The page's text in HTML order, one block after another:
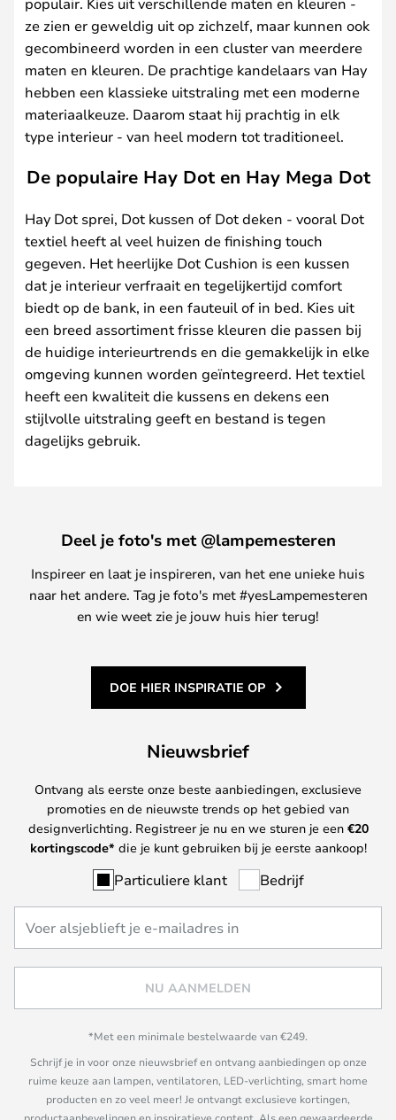
ze zien er geweldig uit op zichzelf, maar kunnen ook
gecombineerd worden in een cluster van meerdere
maten en kleuren. De prachtige kandelaars van Hay
hebben een klassieke uitstraling met een moderne
materiaalkeuze. Daarom staat hij prachtig in elk
type interieur - van heel modern tot traditioneel.
De populaire Hay Dot en Hay Mega Dot
Hay Dot sprei, Dot kussen of Dot deken - vooral Dot
textiel heeft al veel huizen de finishing touch
gegeven. Het heerlijke Dot Cushion is een kussen
dat je interieur verfraait en tegelijkertijd comfort
biedt op de bank, in een fauteuil of in bed. Kies uit
een breed assortiment frisse kleuren die passen bij
de huidige interieurtrends en die gemakkelijk in elke
omgeving kunnen worden geïntegreerd. Het textiel
heeft een kwaliteit die kussens en dekens een
stijlvolle uitstraling geeft en bestand is tegen
dagelijks gebruik.
Deel je foto's met @lampemesteren
Inspireer en laat je inspireren, van het ene unieke huis
naar het andere. Tag je foto's met #yesLampemesteren
en wie weet zie je jouw huis hier terug!
DOE HIER INSPIRATIE OP
Nieuwsbrief
Ontvang als eerste onze beste aanbiedingen, exclusieve
promoties en de nieuwste trends op het gebied van
designverlichting. Registreer je nu en we sturen je een €20
kortingscode* die je kunt gebruiken bij je eerste aankoop!
Particuliere klant Bedrijf
NU AANMELDEN
*Met een minimale bestelwaarde van €249.
Schrijf je in voor onze nieuwsbrief en ontvang aanbiedingen op onze
ruime keuze aan lampen, ventilatoren, LED-verlichting, smart home
producten en zo veel meer! Je ontvangt exclusieve kortingen,
productaanbevelingen en inspiratieve content. Als een gewaardeerde